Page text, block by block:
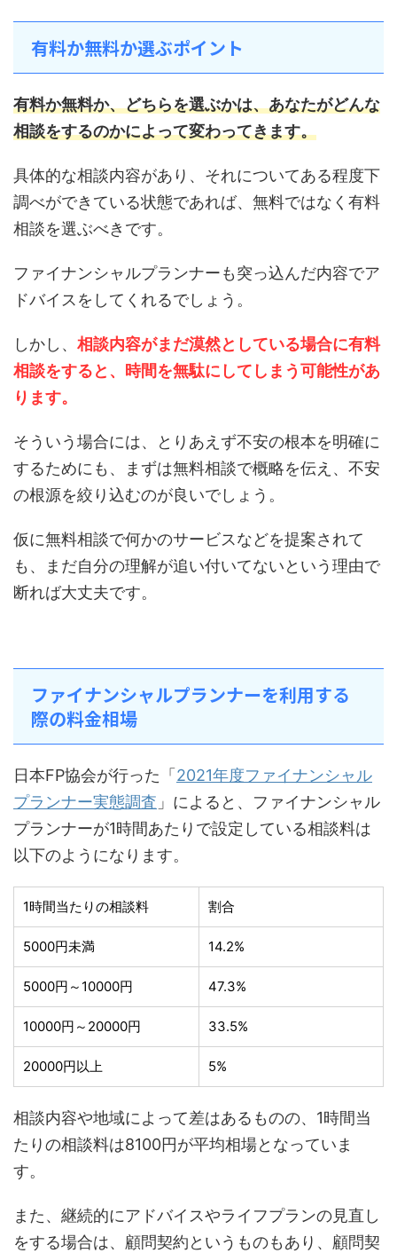
有料か無料か選ぶポイント
有料か無料か、どちらを選ぶかは、あなたがどんな
相談をするのかによって変わってきます。
具体的な相談内容があり、それについてある程度下
調べができている状態であれば、無料ではなく有料
相談を選ぶべきです。
ファイナンシャルプランナーも突っ込んだ内容でア
ドバイスをしてくれるでしょう。
しかし、 相談内容がまだ漠然としている場合に有料
相談をすると、時間を無駄にしてしまう可能性があ
ります。
そういう場合には、とりあえず不安の根本を明確に
するためにも、まずは無料相談で概略を伝え、不安
の根源を絞り込むのが良いでしょう。
仮に無料相談で何かのサービスなどを提案されて
も、まだ自分の理解が追い付いてないという理由で
断れば大丈夫です。
ファイナンシャルプランナーを利用する
際の料金相場
日本FP協会が行った「2021年度ファイナンシャル
プランナー実態調査 」によると、ファイナンシャル
プランナーが1時間あたりで設定している相談料は
以下のようになります。
1時間当たりの相談料 割合
5000円未満 14.2%
5000円～10000円 47.3%
10000円～20000円 33.5%
20000円以上 5%
相談内容や地域によって差はあるものの、1時間当
たりの相談料は8100円が平均相場となっていま
す。
また、継続的にアドバイスやライフプランの見直し
をする場合は、顧問契約というものもあり、顧問契